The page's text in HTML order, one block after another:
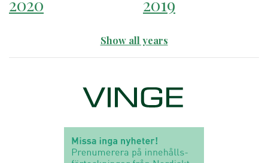
2020
2019
Show all years